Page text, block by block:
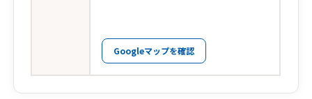
Googleマップを確認